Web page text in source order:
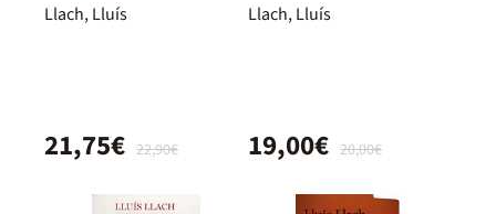
Llach, Lluís
22,90€
21,75€
Llach, Lluís
20,00€
19,00€